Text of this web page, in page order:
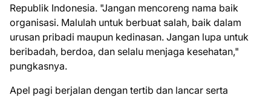
Republik Indonesia. "Jangan mencoreng nama baik
organisasi. Malulah untuk berbuat salah, baik dalam
urusan pribadi maupun kedinasan. Jangan lupa untuk
beribadah, berdoa, dan selalu menjaga kesehatan,"
pungkasnya.
Apel pagi berjalan dengan tertib dan lancar serta